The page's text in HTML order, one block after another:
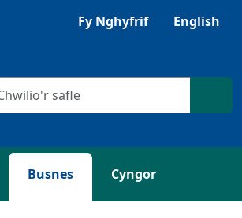
Gwrandewch gyda Browsealoud
Fy Nghyfrif English
prawf chwilio
Busnes Cyngor